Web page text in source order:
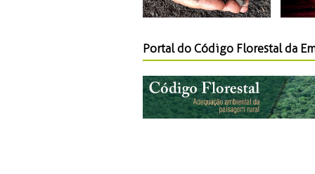
Portal do Código Florestal da